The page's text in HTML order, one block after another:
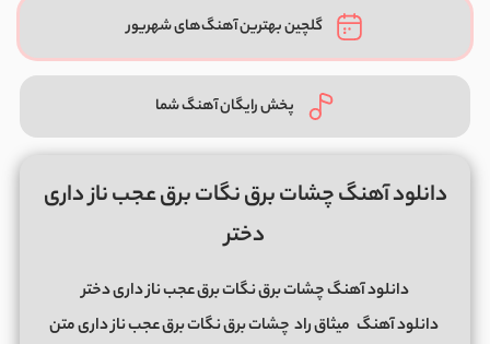
گلچین بهترین آهنگ‌های شهریور
پخش رایگان آهنگ شما
دانلود آهنگ چشات برق نگات برق عجب ناز داری
دختر
دانلود آهنگ چشات برق نگات برق عجب ناز داری دختر
دانلود آهنگ میثاق راد چشات برق نگات برق عجب ناز داری متن